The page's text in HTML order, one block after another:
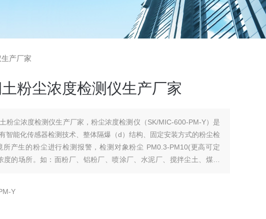
产厂家
粉尘浓度检测仪生产厂家
粉尘浓度检测仪生产厂家，粉尘浓度检测仪（SK/MIC-600-PM-Y）是
智能化传感器检测技术、整体隔爆（d）结构、固定安装方式的粉尘检
产生的粉尘进行检测报警，检测对象粉尘 PM0.3-PM10(更高可定
的场所。如：面粉厂、铝粉厂、喷涂厂、水泥厂、搅拌尘土、煤炭
Y